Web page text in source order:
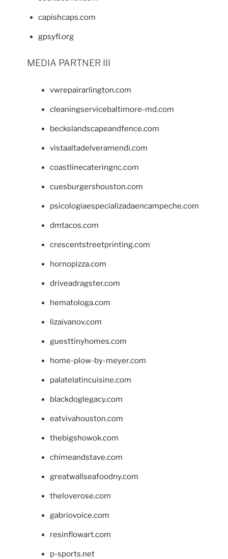
capishcaps.com
gpsyfl.org
MEDIA PARTNER III
vwrepairarlington.com
cleaningservicebaltimore-md.com
beckslandscapeandfence.com
vistaaltadelveramendi.com
coastlinecateringnc.com
cuesburgershouston.com
psicologiaespecializadaencampeche.com
dmtacos.com
crescentstreetprinting.com
hornopizza.com
driveadragster.com
hematologa.com
lizaivanov.com
guesttinyhomes.com
home-plow-by-meyer.com
palatelatincuisine.com
blackdoglegacy.com
eatvivahouston.com
thebigshowok.com
chimeandstave.com
greatwallseafoodny.com
theloverose.com
gabriovoice.com
resinflowart.com
p-sports.net